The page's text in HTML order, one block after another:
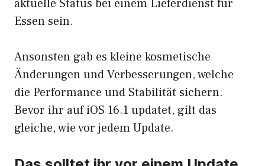
aktuelle Status bei einem Lieferdienst für
Essen sein.
Ansonsten gab es kleine kosmetische
Änderungen und Verbesserungen, welche
die Performance und Stabilität sichern.
Bevor ihr auf iOS 16.1 updatet, gilt das
gleiche, wie vor jedem Update.